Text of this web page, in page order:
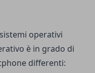
operativi
è in grado di
differenti: